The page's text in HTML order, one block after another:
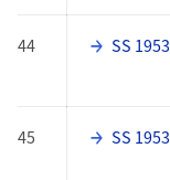
44 SS 1953
45 SS 1953